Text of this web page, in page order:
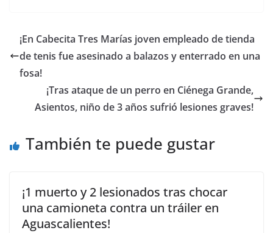
¡En Cabecita Tres Marías joven empleado de tienda
de tenis fue asesinado a balazos y enterrado en una
fosa!
¡Tras ataque de un perro en Ciénega Grande,
Asientos, niño de 3 años sufrió lesiones graves!
También te puede gustar
¡1 muerto y 2 lesionados tras chocar
una camioneta contra un tráiler en
Aguascalientes!